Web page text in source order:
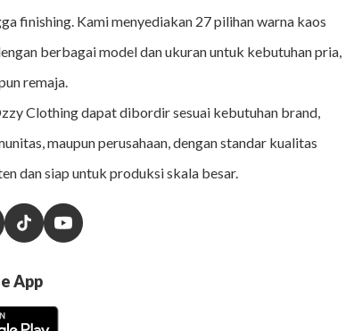
finishing. Kami menyediakan 27 pilihan warna kaos
berbagai model dan ukuran untuk kebutuhan pria,
remaja.
Clothing dapat dibordir sesuai kebutuhan brand,
maupun perusahaan, dengan standar kualitas
dan siap untuk produksi skala besar.
App